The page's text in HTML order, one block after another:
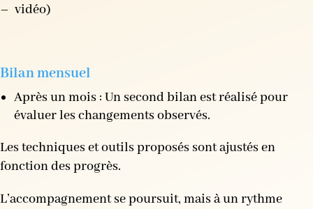
– vidéo)
Bilan mensuel
Après un mois : Un second bilan est réalisé pour
évaluer les changements observés.
Les techniques et outils proposés sont ajustés en
fonction des progrès.
L’accompagnement se poursuit, mais à un rythme